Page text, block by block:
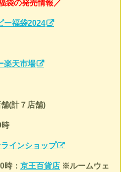
袋の発売情報／
ー福袋2024
楽天市場
(計７店舗)
時
インショップ
時：京王百貨店 ※ルームウェ